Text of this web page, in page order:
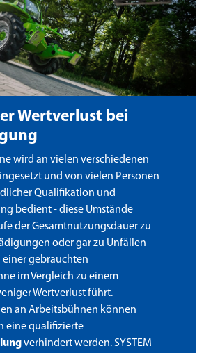
Wertverlust bei
wird an vielen verschiedenen
und von vielen Personen
Qualifikation und
bedient - diese Umstände
der Gesamtnutzungsdauer zu
oder gar zu Unfällen
gebrauchten
im Vergleich zu einem
Wertverlust führt.
an Arbeitsbühnen können
eine qualifizierte
verhindert werden. SYSTEM